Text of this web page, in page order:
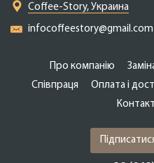
Coffee-Story, Украина
infocoffeestory@gmail.com
Про компанію
Співпраця
Оплата і